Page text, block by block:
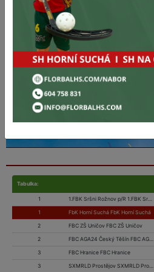
Tabulka:
1 1.FBK Sršni Rožnov p/R 1.FBK Sršni Rožnov p/R
1 FbK Horní Suchá FbK Horní Suchá
2 FBC ZŠ Uničov FBC ZŠ Uničov
2 FBC AGA24 Český Těšín FBC AGA24 Český Těšín
3 FBC Hranice FBC Hranice
3 SXMRLD Prostějov SXMRLD Prostějov